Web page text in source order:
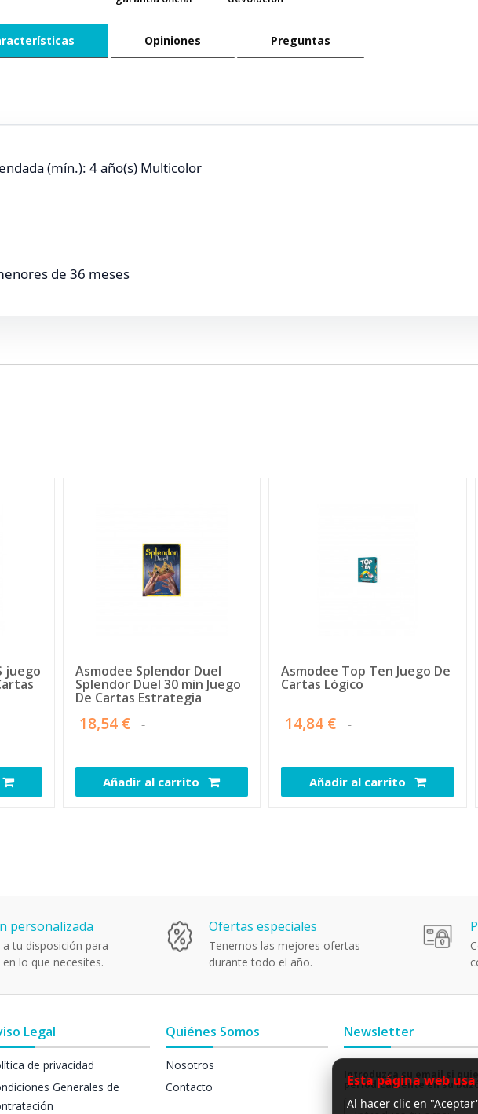
Opiniones Preguntas
(mín.): 4 año(s) Multicolor
de 36 meses
juego Asmodee Splendor Duel
Splendor Duel 30 min Juego
De Cartas Estrategia
18,54 €
Añadir al carrito
Asmodee Top Ten Juego De
Cartas Lógico
14,84 €
Añadir al carrito
personalizada
tu disposición para
lo que necesites.
Ofertas especiales
Tenemos las mejores ofertas
durante todo el año.
Legal
de privacidad
Generales de
Quiénes Somos
Nosotros
Contacto
Newsletter
Introduzca su email si
periódicamente en su
Esta página web
Al hacer clic en